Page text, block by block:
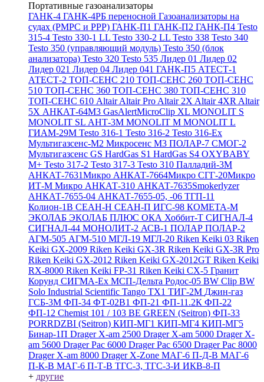
Портативные газоанализаторы
ГАНК-4 ГАНК-4РБ переносной Газоанализаторы на
судах (РМРС и РРР) ГАНК-П1 ГАНК-П2 ГАНК-П4 Testo
315-4 Testo 330-1 LL Testo 330-2 LL Testo 338 Testo 340
Testo 350 (управляющий модуль) Testo 350 (блок
анализатора) Testo 320 Testo 535 Лидер 01 Лидер 02
Лидер 021 Лидер 04 Лидер 041 ГАНК-П5 АТЕСТ-1
АТЕСТ-2 ТОП-СЕНС 210 ТОП-СЕНС 260 ТОП-СЕНС
510 ТОП-СЕНС 360 ТОП-СЕНС 380 ТОП-СЕНС 310
ТОП-СЕНС 610 AltairAltair Pro Altair 2X Altair 4XR Altair
5X АНКАТ-64М3 GasAlertMicroClip XL MONOLIT S
MONOLIT SL АНТ-3М MONOLIT M MONOLIT L
ГИАМ-29М Testo 316-1 Testo 316-2 Testo 316-Ex
Мультигазсенс-М2 Микросенс М3 ПОЛАР-7 СМОГ-2
Мультигазсенс GS HardGas S1 HardGas S4 OXYBABY
M+ Testo 317-2 Testo 317-3 Testo 310 Палладий-3М
АНКАТ-7631Микро АНКАТ-7664Микро СГГ-20Микро
ИТ-М Микро АНКАТ-310 АНКАТ-7635Smokerlyzer
АНКАТ-7655-04 АНКАТ-7655-05, -06 ТГП-11
Колион-1В СЕАН-Н СЕАН-П ИГС-98 КОМЕТА-М
ЭКОЛАБ ЭКОЛАБ ПЛЮС ОКА Хоббит-Т СИГНАЛ-4
СИГНАЛ-44 МОНОЛИТ-2 АСВ-1 ПОЛАР ПОЛАР-2
АГМ-505 АГМ-510 МГЛ-19 МГЛ-20 Riken Keiki 03 Riken
Keiki GX-2009 Riken Keiki GX-3R Riken Keiki GX-3R Pro
Riken Keiki GX-2012 Riken Keiki GX-2012GT Riken Keiki
RX-8000 Riken Keiki FP-31 Riken Keiki CX-5 Гранит
Корунд СИГМА-Ех МСП-Дельта Родос-05 BW Clip BW
Solo Industrial Scientific Tango TX1 ТИГ-2М Джин-газ
ГСБ-3М ФП-34 ФТ-02В1 ФП-21 ФП-11.2К ФП-22
ФП-12 Chemist 101 / 103 BE GREEN (Seitron) ФП-33
PORRDZBI (Seitron) КИП-МГ1 КИП-МГ4 КИП-МГ5
Бинар-1П Drager X-am 2500 Drager X-am 5000 Drager X-
am 5600 Drager Pac 6000 Drager Pac 6500 Drager Pac 8000
Drager X-am 8000 Drager X-Zone МАГ-6 П-Д-В МАГ-6
П-К-В МАГ-6 П-Т-В ТГС-3, ТГС-3-И ИКВ-8-П
+ другие